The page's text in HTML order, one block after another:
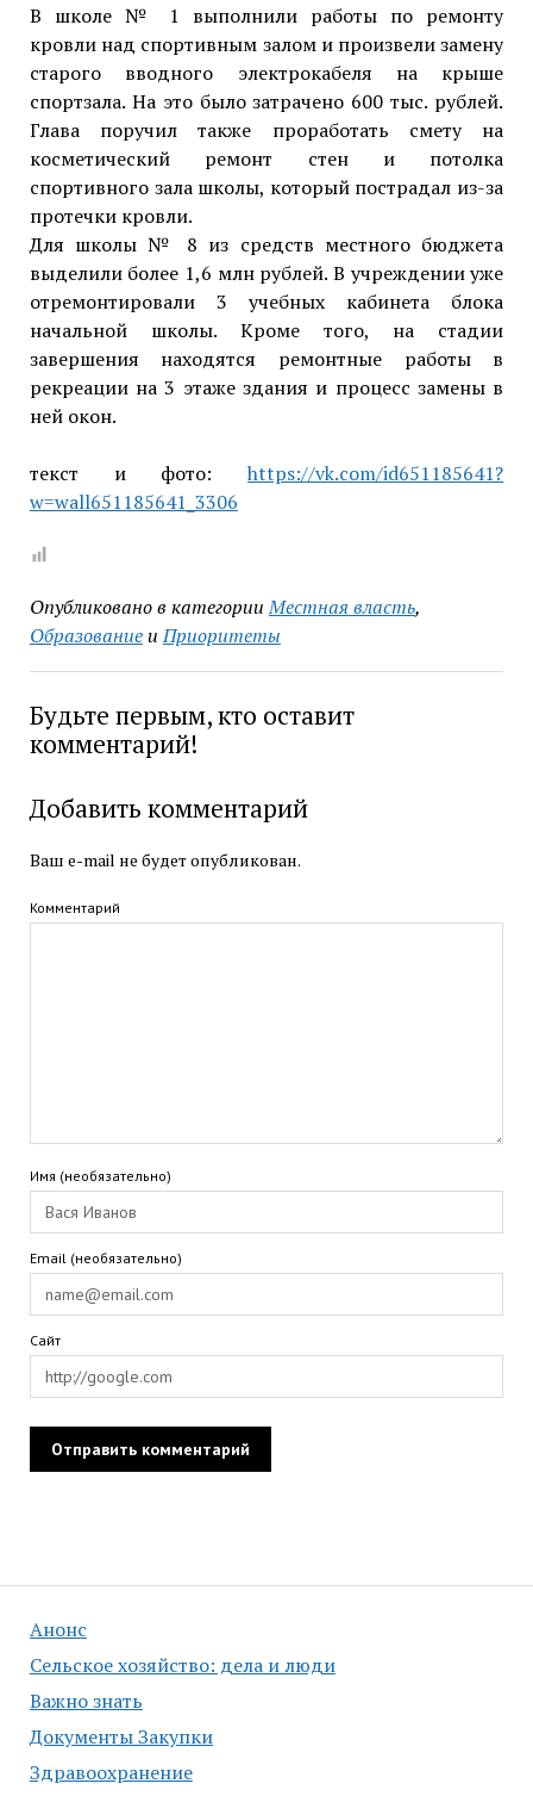
Анонс
Сельское хозяйство: дела и люди
Важно знать
Документы Закупки
Здравоохранение
В школе № 1 выполнили работы по ремонту
кровли над спортивным залом и произвели замену
старого вводного электрокабеля на крыше
спортзала. На это было затрачено 600 тыс. рублей.
Глава поручил также проработать смету на
косметический ремонт стен и потолка
спортивного зала школы, который пострадал из-за
протечки кровли.
Для школы № 8 из средств местного бюджета
выделили более 1,6 млн рублей. В учреждении уже
отремонтировали 3 учебных кабинета блока
начальной школы. Кроме того, на стадии
завершения находятся ремонтные работы в
рекреации на 3 этаже здания и процесс замены в
ней окон.
текст и фото:https://vk.com/id651185641?
w=wall651185641_3306
Опубликовано в категории Местная власть,
ОбразованиеиПриоритеты
Будьте первым, кто оставит
комментарий!
Добавить комментарий
Ваш e-mail не будет опубликован.
Комментарий
Имя (необязательно)
Email (необязательно)
Сайт